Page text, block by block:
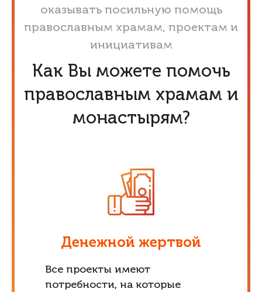
оказывать посильную помощь
православным храмам, проектам и
инициативам
Как Вы можете помочь
православным храмам и
монастырям?
Денежной жертвой
Все проекты имеют
потребности, на которые